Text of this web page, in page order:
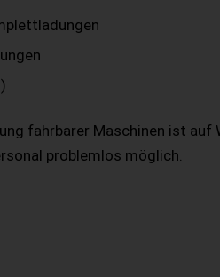
fahrbarer Maschinen ist auf
problemlos möglich.